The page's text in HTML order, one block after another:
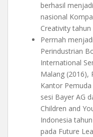
berhasil
nasional
Creativity tahun
Perrnah
Perindustrian
International
Malang (2016),
Kantor
sesi Bayer AG
Children and
Indonesia
pada Future